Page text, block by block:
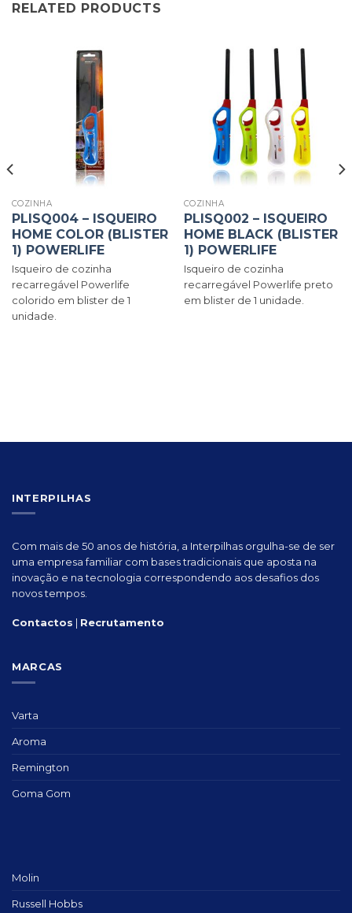
RELATED PRODUCTS
COZINHA
PLISQ004 – ISQUEIRO
HOME COLOR (BLISTER
1) POWERLIFE
Isqueiro de cozinha
recarregável Powerlife
colorido em blister de 1
unidade.
COZINHA
PLISQ002 – ISQUEIRO
HOME BLACK (BLISTER
1) POWERLIFE
Isqueiro de cozinha
recarregável Powerlife preto
em blister de 1 unidade.
INTERPILHAS
Com mais de 50 anos de história, a Interpilhas orgulha-se de ser
uma empresa familiar com bases tradicionais que aposta na
inovação e na tecnologia correspondendo aos desafios dos
novos tempos.
Contactos | Recrutamento
MARCAS
Varta
Aroma
Remington
Goma Gom
Molin
Russell Hobbs